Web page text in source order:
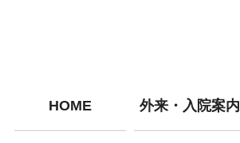
HOME 外来・入院案内